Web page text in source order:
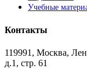
Учебные
Контакты
119991, Москва,
д.1, стр. 61